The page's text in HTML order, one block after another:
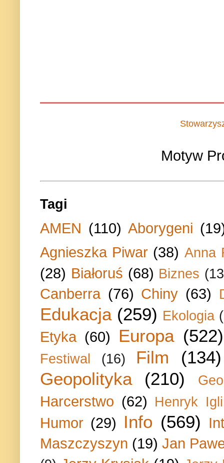
Motyw
Tagi
AMEN (110) Aborygeni
Agnieszka Piwar (38) Anna
(28) Białoruś (68) Biznes
Canberra (76) Chiny (63)
Edukacja (259) Ekologia
Etyka (60) Europa (522)
Festiwal (16) Film
(134)
Geopolityka
(210)
Harcerstwo (62) Henryk
Humor (29) Info (569)
Maszczyszyn (19) Jan